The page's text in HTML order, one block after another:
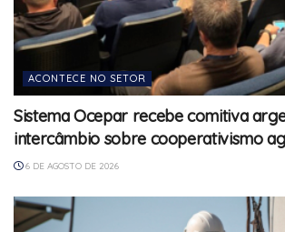
ACONTECE NO SETOR
Sistema Ocepar recebe comitiva
intercâmbio sobre cooperativismo
6 DE AGOSTO DE 2026